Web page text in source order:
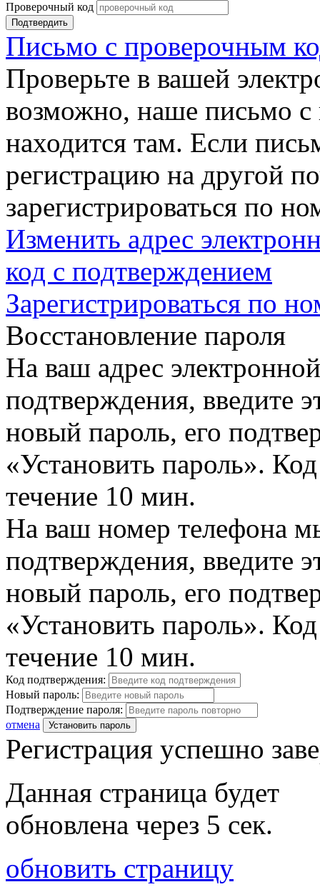
Проверочный код
Подтвердить
Письмо с проверочным
Проверьте в вашей
возможно, наше письмо с
находится там. Если
регистрацию на другой
зарегистрироваться по
Изменить адрес
код с подтверждением
Зарегистрироваться по
Восстановление пароля
На ваш адрес
подтверждения, введите
новый пароль, его
«Установить пароль».
течение 10 мин.
На ваш номер телефона
подтверждения, введите
новый пароль, его
«Установить пароль».
течение 10 мин.
Код подтверждения:
Новый пароль:
Подтверждение пароля:
отмена
Установить пароль
Регистрация успешно
Данная страница будет
обновлена через 5 сек.
обновить страницу